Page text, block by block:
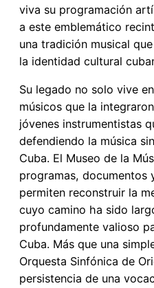
viva su programación
a este emblemático
una tradición musical
la identidad cultural
Su legado no solo vive
músicos que la
jóvenes instrumentistas
defendiendo la música
Cuba. El Museo de la
programas, documentos
permiten reconstruir la
cuyo camino ha sido
profundamente valioso
Cuba. Más que una
Orquesta Sinfónica de
persistencia de una